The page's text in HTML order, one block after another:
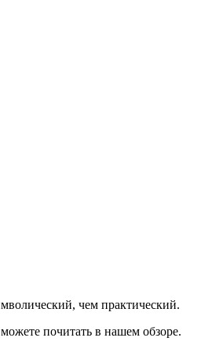
чем практический.
почитать в нашем обзоре.